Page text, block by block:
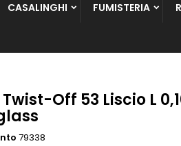
CASALINGHI FUMISTERIA
Off 53 Liscio L
79338